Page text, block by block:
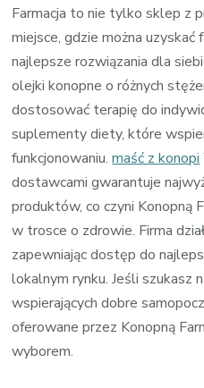
Farmacja to nie tylko sklep z
miejsce, gdzie można
najlepsze rozwiązania dla
olejki konopne o różnych
dostosować terapię do
suplementy diety, które
funkcjonowaniu.maść z konopi
dostawcami gwarantuje
produktów, co czyni Konopną
w trosce o zdrowie. Firma
zapewniając dostęp do
lokalnym rynku. Jeśli szukasz
wspierających dobre
oferowane przez Konopną
wyborem.